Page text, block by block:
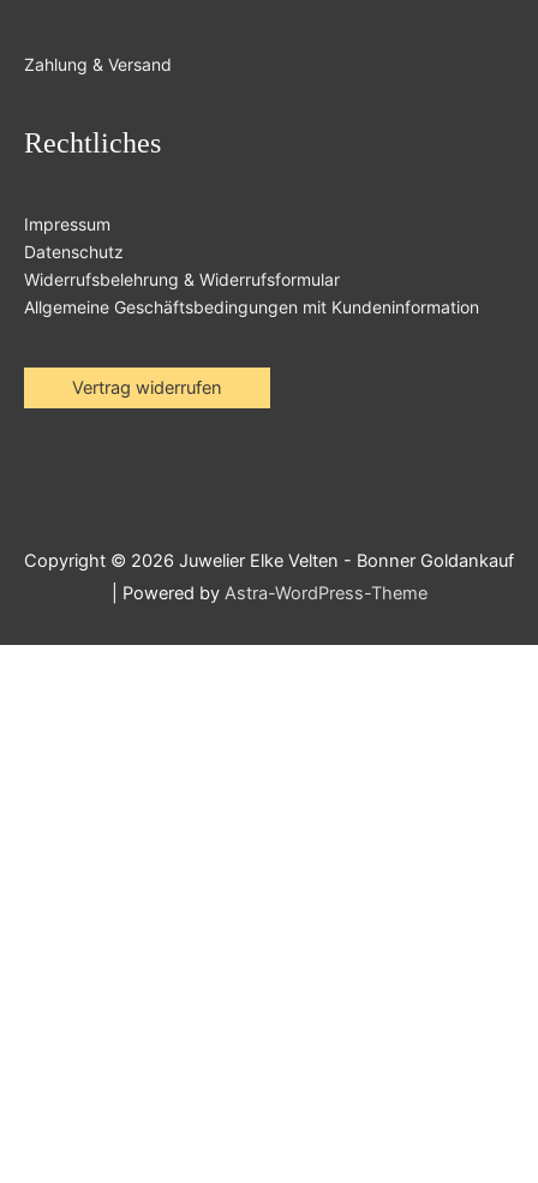
Zahlung & Versand
Rechtliches
Impressum
Datenschutz
Widerrufsbelehrung & Widerrufsformular
Allgemeine Geschäftsbedingungen mit Kundeninformation
Vertrag widerrufen
Copyright © 2026 Juwelier Elke Velten - Bonner Goldankauf
| Powered by Astra-WordPress-Theme